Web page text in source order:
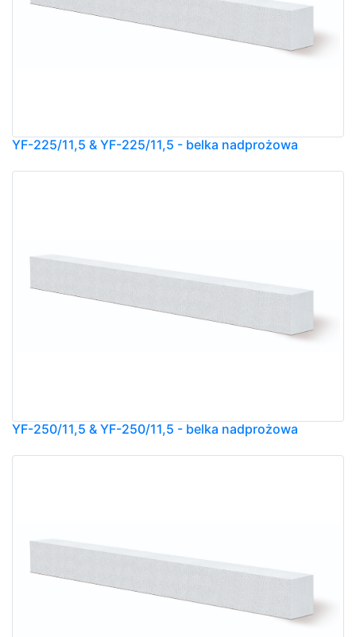
YF-225/11,5 & YF-225/11,5 - belka nadprożowa
YF-250/11,5 & YF-250/11,5 - belka nadprożowa